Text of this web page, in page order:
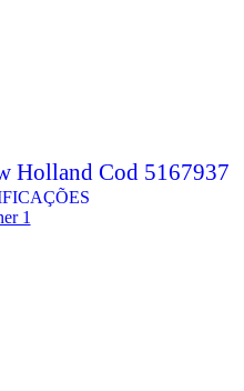
Holland Cod 5167937